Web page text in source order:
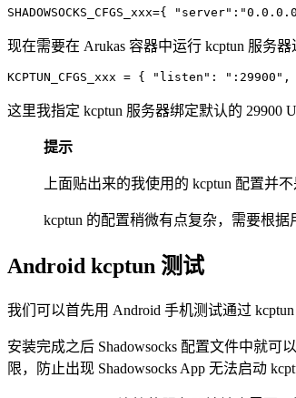
现在需要在 Arukas 容器中运行 kcptun 服务
这里我指定 kcptun 服务器绑定默认的 29900
提示
上面贴出来的我使用的 kcptun 配置并
kcptun 的配置稍微有点复杂，需要根
Android kcptun 测试
我们可以首先用 Android 手机测试通过
安装完成之后 Shadowsocks 配置文件中就
限，防止出现 Shadowsocks App 无法启动